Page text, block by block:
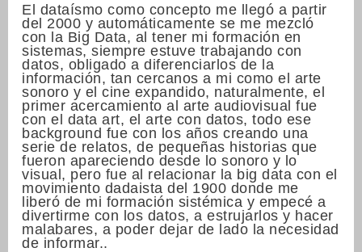
El dataísmo como concepto me llegó a partir
del 2000 y automáticamente se me mezcló
con la Big Data, al tener mi formación en
sistemas, siempre estuve trabajando con
datos, obligado a diferenciarlos de la
información, tan cercanos a mi como el arte
sonoro y el cine expandido, naturalmente, el
primer acercamiento al arte audiovisual fue
con el data art, el arte con datos, todo ese
background fue con los años creando una
serie de relatos, de pequeñas historias que
fueron apareciendo desde lo sonoro y lo
visual, pero fue al relacionar la big data con el
movimiento dadaista del 1900 donde me
liberó de mi formación sistémica y empecé a
divertirme con los datos, a estrujarlos y hacer
malabares, a poder dejar de lado la necesidad
de informar..